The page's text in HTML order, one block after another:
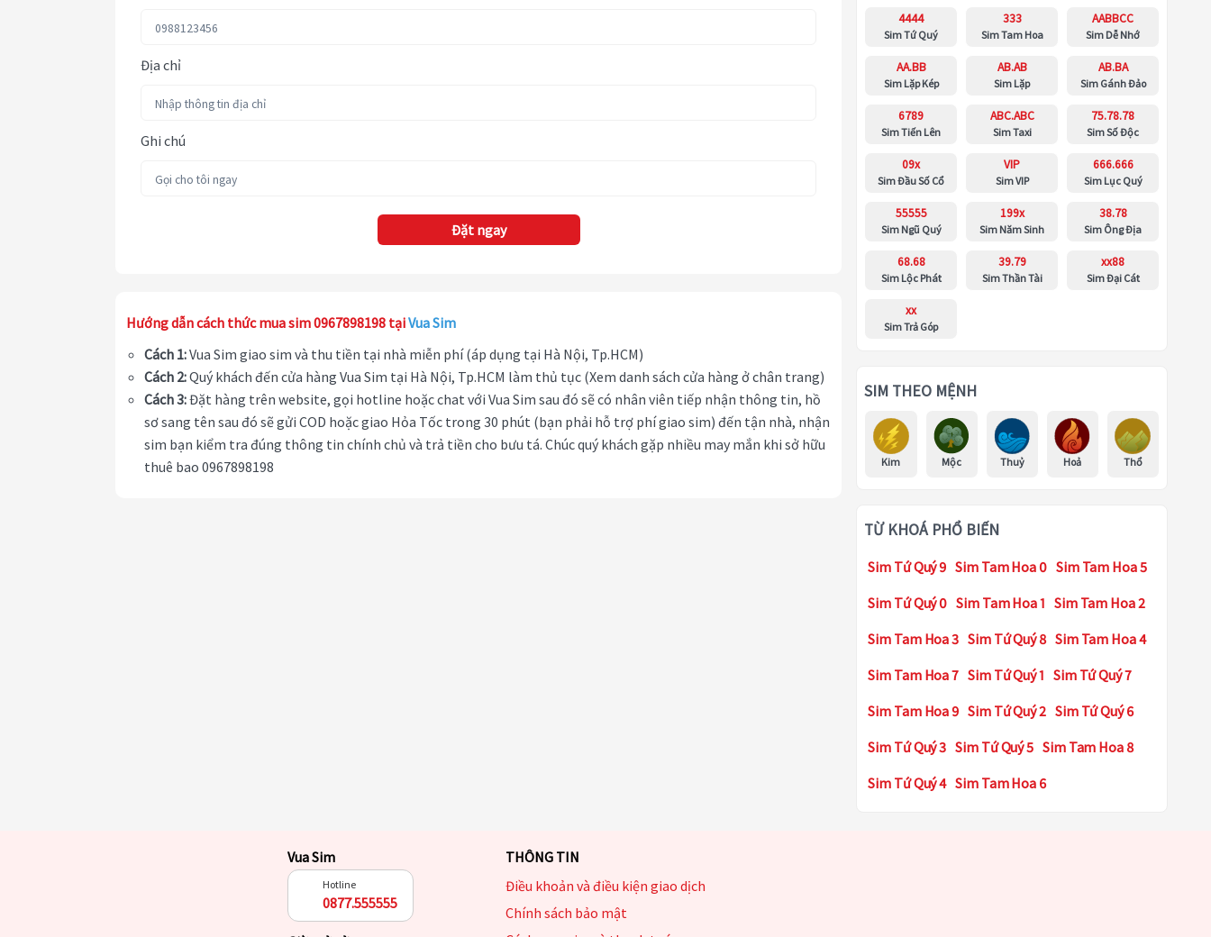
Địa chỉ
Ghi chú
Đặt ngay
Hướng dẫn cách thức mua sim 0967898198 tạiVua Sim
Cách 1:Vua Sim giao sim và thu tiền tại nhà miễn phí (áp dụng tại Hà Nội, Tp.HCM)
Cách 2:Quý khách đến cửa hàng Vua Sim tại Hà Nội, Tp.HCM làm thủ tục (Xem danh sách cửa hàng ở chân trang)
Cách 3:Đặt hàng trên website, gọi hotline hoặc chat với Vua Sim sau đó sẽ có nhân viên tiếp nhận thông tin, hồ
sơ sang tên sau đó sẽ gửi COD hoặc giao Hỏa Tốc trong 30 phút (bạn phải hỗ trợ phí giao sim) đến tận nhà, nhận
sim bạn kiểm tra đúng thông tin chính chủ và trả tiền cho bưu tá. Chúc quý khách gặp nhiều may mắn khi sở hữu
thuê bao 0967898198
4444
Sim Tứ Quý
333
Sim Tam Hoa
AABBCC
Sim Dễ Nhớ
AA.BB
Sim Lặp Kép
AB.AB
Sim Lặp
AB.BA
Sim Gánh Đảo
6789
Sim Tiến Lên
ABC.ABC
Sim Taxi
75.78.78
Sim Số Độc
09x
Sim Đầu Số Cổ
VIP
Sim VIP
666.666
Sim Lục Quý
55555
Sim Ngũ Quý
199x
Sim Năm Sinh
38.78
Sim Ông Địa
68.68
Sim Lộc Phát
39.79
Sim Thần Tài
xx88
Sim Đại Cát
xx
Sim Trả Góp
SIM THEO MỆNH
Kim Mộc Thuỷ Hoả Thổ
TỪ KHOÁ PHỔ BIẾN
Sim Tứ Quý 9 Sim Tam Hoa 0 Sim Tam Hoa 5
Sim Tứ Quý 0 Sim Tam Hoa 1 Sim Tam Hoa 2
Sim Tam Hoa 3 Sim Tứ Quý 8 Sim Tam Hoa 4
Sim Tam Hoa 7 Sim Tứ Quý 1 Sim Tứ Quý 7
Sim Tam Hoa 9 Sim Tứ Quý 2 Sim Tứ Quý 6
Sim Tứ Quý 3 Sim Tứ Quý 5 Sim Tam Hoa 8
Sim Tứ Quý 4 Sim Tam Hoa 6
Vua Sim
Hotline
0877.555555
THÔNG TIN
Điều khoản và điều kiện giao dịch
Chính sách bảo mật